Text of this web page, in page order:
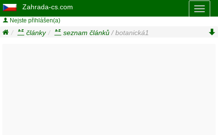
Zahrada-cs.com
Nejste přihlášen(a)
články seznam článků / botanická1